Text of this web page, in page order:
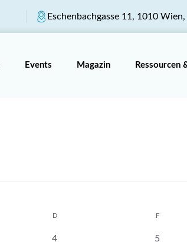
Eschenbachgasse 11, 1010
Events Magazin Ressourcen
DDONNERSTAG FFREITAG
1
4
0
5